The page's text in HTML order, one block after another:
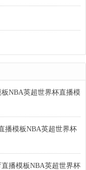
板NBA英超世界杯直播模
播模板NBA英超世界杯
直播模板NBA英超世界杯